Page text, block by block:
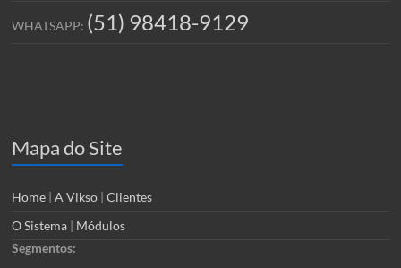
WHATSAPP: (51) 98418-9129
Mapa do Site
Home |A Vikso |Clientes
O Sistema | Módulos
Segmentos: